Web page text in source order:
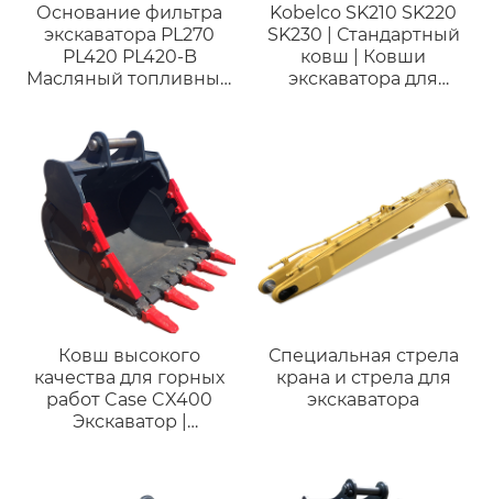
Основание фильтра
экскаватора PL270
PL420 PL420-B
Масляный топливный
топливного фильтра
22035807 D11 D12 D13
D16 EC360 Основание
топливного фильтра
VOE23990852
Kobelco SK210 SK220
SK230 | Стандартный
ковш | Ковши
экскаватора для
Ковш высокого
качества для горных
работ Case CX400
Экскаватор |
Специальная стрела
крана и стрела для
экскаватора